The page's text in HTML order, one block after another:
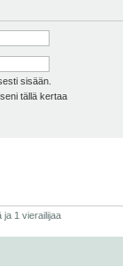
sisään.
tällä kertaa
ja 1 vierailijaa